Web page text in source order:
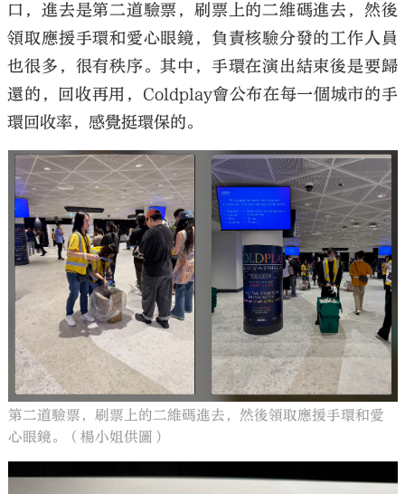
口，進去是第二道驗票，刷票上的二維碼進去，然後
領取應援手環和愛心眼鏡，負責核驗分發的工作人員
也很多，很有秩序。其中，手環在演出結束後是要歸
還的，回收再用，Coldplay會公布在每一個城市的手
環回收率，感覺挺環保的。
第二道驗票，刷票上的二維碼進去，然後領取應援手環和愛
心眼鏡。（楊小姐供圖）